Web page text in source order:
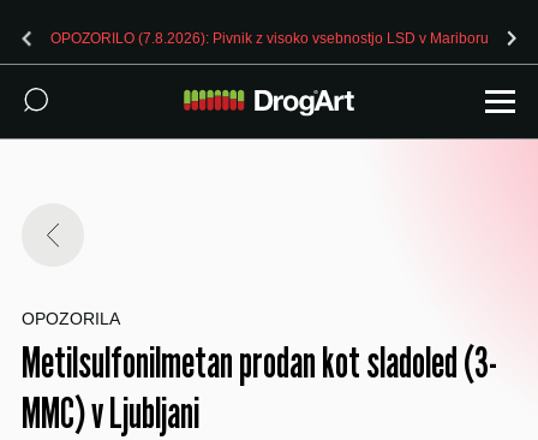
OPOZORILO (7.8.2026): Pivnik z visoko vsebnostjo LSD v Mariboru
OPOZORILA
Metilsulfonilmetan prodan kot sladoled (3-
MMC) v Ljubljani